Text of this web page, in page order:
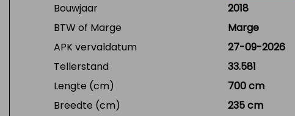
Bouwjaar
2018
BTW of Marge
Marge
APK vervaldatum
27-09-2026
Tellerstand
33.581
Lengte (cm)
700 cm
Breedte (cm)
235 cm